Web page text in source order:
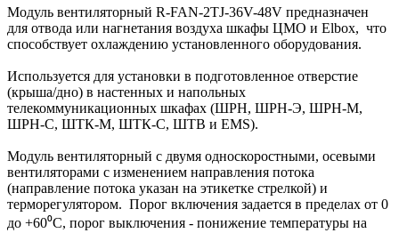
Модуль вентиляторный R-FAN-2TJ-36V-48V предназначен
для отвода или нагнетания воздуха шкафы ЦМО и Elbox, что
способствует охлаждению установленного оборудования.
Используется для установки в подготовленное отверстие
(крыша/дно) в настенных и напольных
телекоммуникационных шкафах (ШРН, ШРН-Э, ШРН-М,
ШРН-С, ШТК-М, ШТК-С, ШТВ и EMS).
Модуль вентиляторный с двумя односкоростными, осевыми
вентиляторами с изменением направления потока
(направление потока указан на этикетке стрелкой) и
терморегулятором. Порог включения задается в пределах от 0
до +60⁰С, порог выключения - понижение температуры на